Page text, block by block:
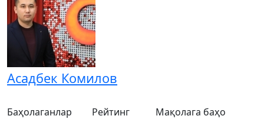
Асадбек Комилов
Баҳолаганлар
Рейтинг
Мақолага баҳо